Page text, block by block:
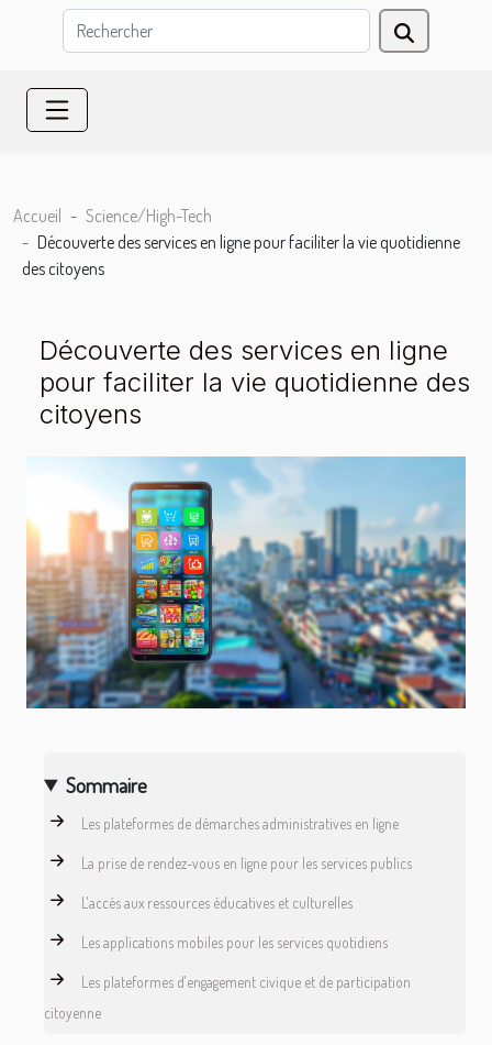
Accueil
Science/High-Tech
Découverte des services en ligne pour faciliter la vie quotidienne
des citoyens
Découverte des services en ligne
pour faciliter la vie quotidienne des
citoyens
Sommaire
Les plateformes de démarches administratives en ligne
La prise de rendez-vous en ligne pour les services publics
L'accès aux ressources éducatives et culturelles
Les applications mobiles pour les services quotidiens
Les plateformes d'engagement civique et de participation
citoyenne